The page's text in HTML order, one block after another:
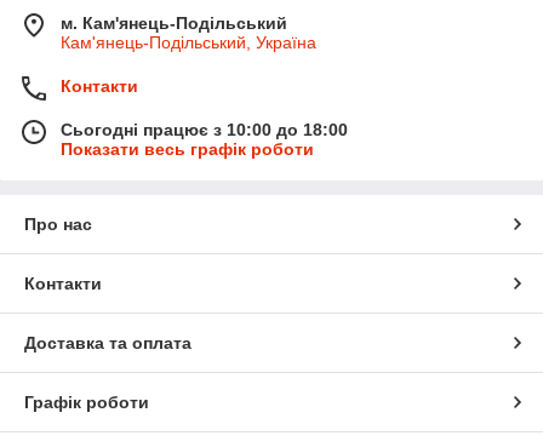
м. Кам'янець-Подільський
Кам'янець-Подільський, Україна
Контакти
Сьогодні працює з 10:00 до 18:00
Показати весь графік роботи
Про нас
Контакти
Доставка та оплата
Графік роботи